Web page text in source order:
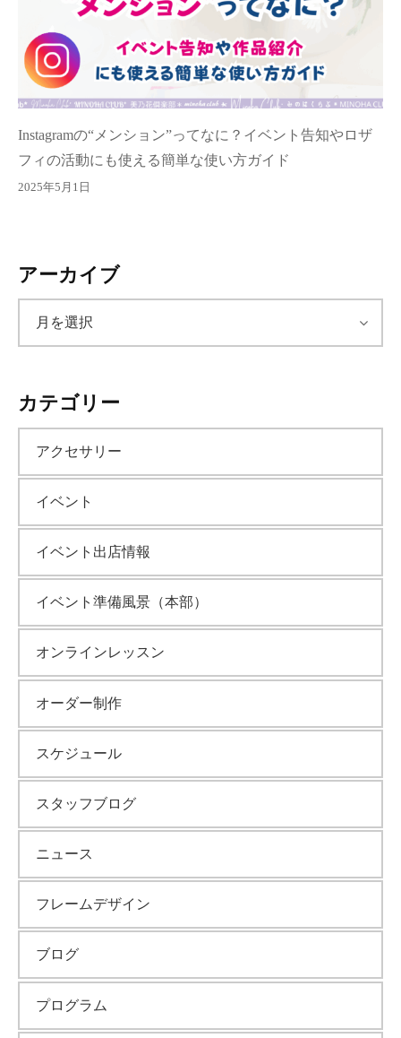
Instagramの“メンション”ってなに？イベント告知やロザ
フィの活動にも使える簡単な使い方ガイド
2025年5月1日
アーカイブ
カテゴリー
アクセサリー
イベント
イベント出店情報
イベント準備風景（本部）
オンラインレッスン
オーダー制作
スケジュール
スタッフブログ
ニュース
フレームデザイン
ブログ
プログラム